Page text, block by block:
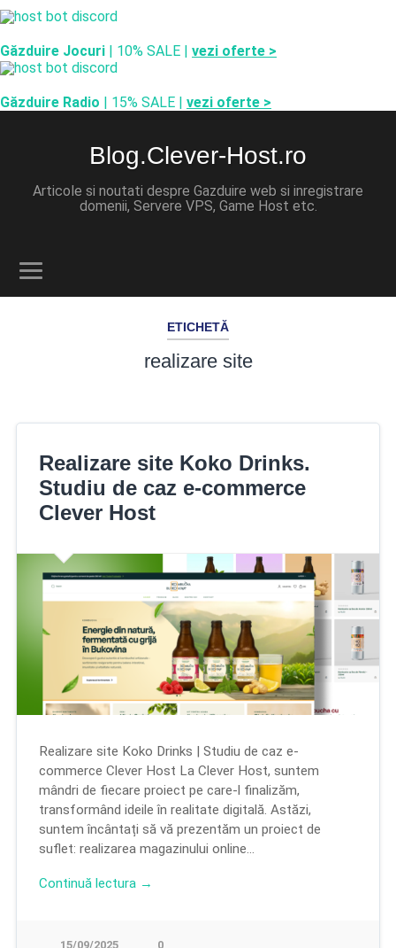
Găzduire Jocuri | 10% SALE | vezi oferte >
Găzduire Radio | 15% SALE | vezi oferte >
Blog.Clever-Host.ro
Articole si noutati despre Gazduire web si inregistrare
domenii, Servere VPS, Game Host etc.
ETICHETĂ
realizare site
Realizare site Koko Drinks.
Studiu de caz e-commerce
Clever Host
Realizare site Koko Drinks | Studiu de caz e-
commerce Clever Host La Clever Host, suntem
mândri de fiecare proiect pe care-l finalizăm,
transformând ideile în realitate digitală. Astăzi,
suntem încântați să vă prezentăm un proiect de
suflet: realizarea magazinului online…
Continuă lectura →
15/09/2025 0